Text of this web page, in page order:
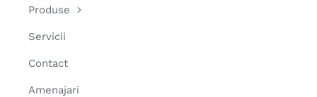
Produse
Servicii
Contact
Amenajari